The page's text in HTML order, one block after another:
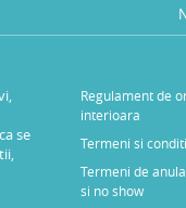
se
Regulament de
interioara
Termeni si
Termeni de
si no show